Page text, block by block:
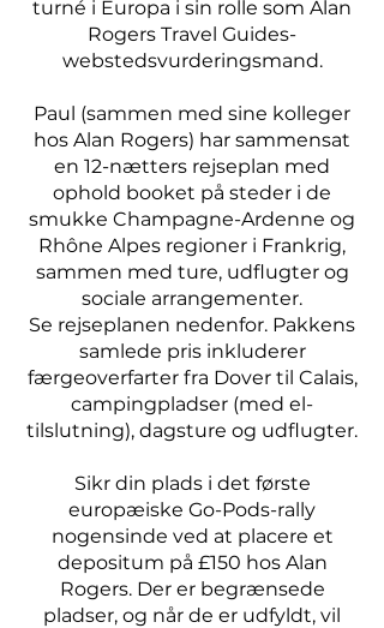
turné i Europa i sin rolle som Alan
Rogers Travel Guides-
webstedsvurderingsmand.
Paul (sammen med sine kolleger
hos Alan Rogers) har sammensat
en 12-nætters rejseplan med
ophold booket på steder i de
smukke Champagne-Ardenne og
Rhône Alpes regioner i Frankrig,
sammen med ture, udflugter og
sociale arrangementer.
Se rejseplanen nedenfor. Pakkens
samlede pris inkluderer
færgeoverfarter fra Dover til Calais,
campingpladser (med el-
tilslutning), dagsture og udflugter.
Sikr din plads i det første
europæiske Go-Pods-rally
nogensinde ved at placere et
depositum på £150 hos Alan
Rogers. Der er begrænsede
pladser, og når de er udfyldt, vil